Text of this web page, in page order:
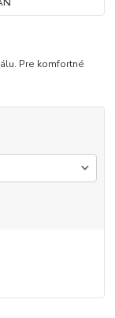
Pre komfortné